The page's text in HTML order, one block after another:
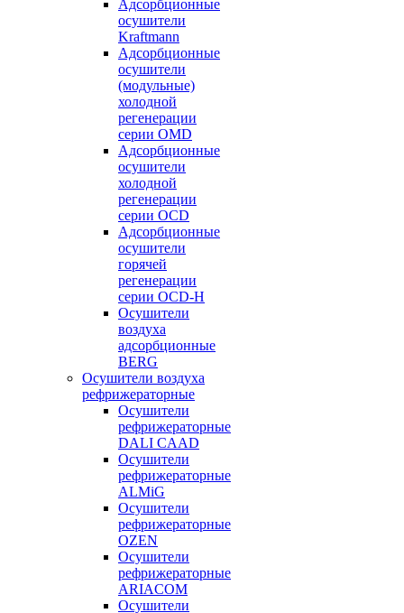
Адсорбционные
осушители
Kraftmann
Адсорбционные
осушители
(модульные)
холодной
регенерации
серии OMD
Адсорбционные
осушители
холодной
регенерации
серии OCD
Адсорбционные
осушители
горячей
регенерации
серии OСD-H
Осушители
воздуха
адсорбционные
BERG
Осушители воздуха
рефрижераторные
Осушители
рефрижераторные
DALI CAAD
Осушители
рефрижераторные
ALMiG
Осушители
рефрижераторные
OZEN
Осушители
рефрижераторные
ARIACOM
Осушители